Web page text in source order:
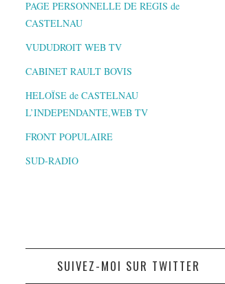
PAGE PERSONNELLE DE REGIS de
CASTELNAU
VUDUDROIT WEB TV
CABINET RAULT BOVIS
HELOÏSE de CASTELNAU
L’INDEPENDANTE,WEB TV
FRONT POPULAIRE
SUD-RADIO
SUIVEZ-MOI SUR TWITTER